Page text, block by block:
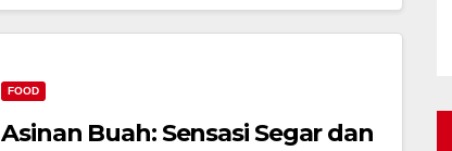
FOOD
Asinan Buah: Sensasi Segar dan